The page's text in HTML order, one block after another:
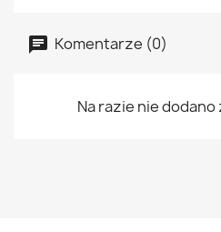
Komentarze (0)
Na razie nie